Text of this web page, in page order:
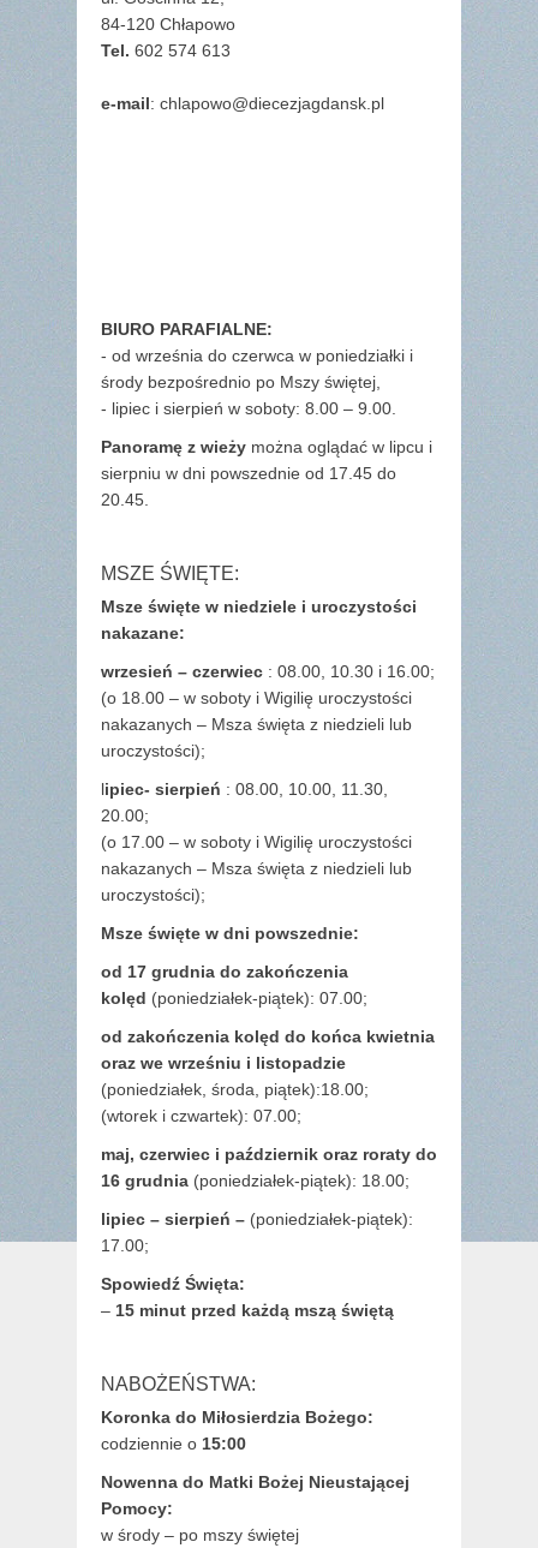
84-120 Chłapowo
Tel. 602 574 613
e-mail: chlapowo@diecezjagdansk.pl
BIURO PARAFIALNE:
- od września do czerwca w poniedziałki i
środy bezpośrednio po Mszy świętej,
- lipiec i sierpień w soboty: 8.00 – 9.00.
Panoramę z wieży można oglądać w lipcu i
sierpniu w dni powszednie od 17.45 do
20.45.
MSZE ŚWIĘTE:
Msze święte w niedziele i uroczystości
nakazane:
wrzesień – czerwiec : 08.00, 10.30 i 16.00;
(o 18.00 – w soboty i Wigilię uroczystości
nakazanych – Msza święta z niedzieli lub
uroczystości);
lipiec- sierpień : 08.00, 10.00, 11.30,
20.00;
(o 17.00 – w soboty i Wigilię uroczystości
nakazanych – Msza święta z niedzieli lub
uroczystości);
Msze święte w dni powszednie:
od 17 grudnia do zakończenia
kolęd (poniedziałek-piątek): 07.00;
od zakończenia kolęd do końca kwietnia
oraz we wrześniu i listopadzie
(poniedziałek, środa, piątek):18.00;
(wtorek i czwartek): 07.00;
maj, czerwiec i październik oraz roraty do
16 grudnia (poniedziałek-piątek): 18.00;
lipiec – sierpień – (poniedziałek-piątek):
17.00;
Spowiedź Święta:
– 15 minut przed każdą mszą świętą
NABOŻEŃSTWA:
Koronka do Miłosierdzia Bożego:
codziennie o 15:00
Nowenna do Matki Bożej Nieustającej
Pomocy:
w środy – po mszy świętej